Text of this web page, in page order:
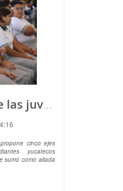
Impulsan el bienestar de las juventudes yucatecas a través de una iniciativa estatal
cinco ejes
yucatecos
sumó como aliada